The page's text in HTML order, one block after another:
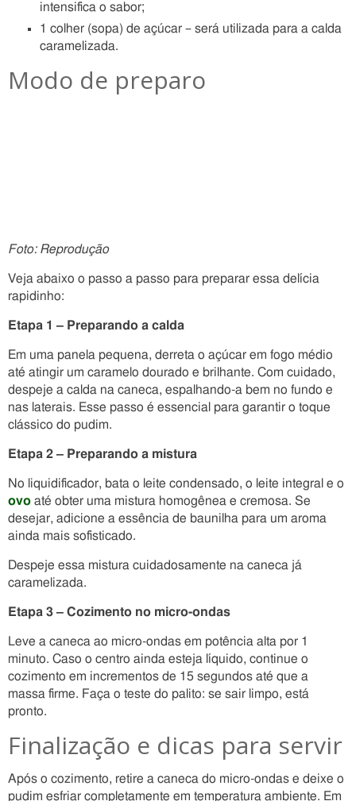
intensifica o sabor;
1 colher (sopa) de açúcar – será utilizada para a calda
caramelizada.
Modo de preparo
Foto: Reprodução
Veja abaixo o passo a passo para preparar essa delícia
rapidinho:
Etapa 1 – Preparando a calda
Em uma panela pequena, derreta o açúcar em fogo médio
até atingir um caramelo dourado e brilhante. Com cuidado,
despeje a calda na caneca, espalhando-a bem no fundo e
nas laterais. Esse passo é essencial para garantir o toque
clássico do pudim.
Etapa 2 – Preparando a mistura
No liquidificador, bata o leite condensado, o leite integral e o
ovo até obter uma mistura homogênea e cremosa. Se
desejar, adicione a essência de baunilha para um aroma
ainda mais sofisticado.
Despeje essa mistura cuidadosamente na caneca já
caramelizada.
Etapa 3 – Cozimento no micro-ondas
Leve a caneca ao micro-ondas em potência alta por 1
minuto. Caso o centro ainda esteja líquido, continue o
cozimento em incrementos de 15 segundos até que a
massa firme. Faça o teste do palito: se sair limpo, está
pronto.
Finalização e dicas para servir
Após o cozimento, retire a caneca do micro-ondas e deixe o
pudim esfriar completamente em temperatura ambiente. Em